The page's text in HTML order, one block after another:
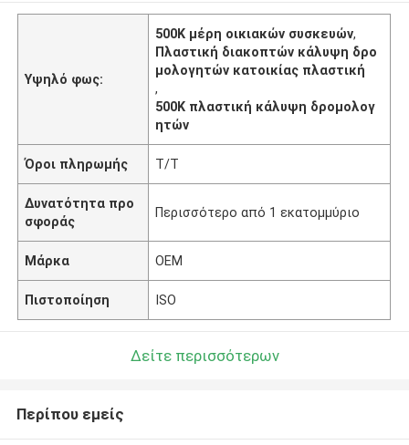
Υψηλό φως:
500K μέρη οικιακών συσκευών,
Πλαστική διακοπτών κάλυψη δρο
μολογητών κατοικίας πλαστική
,
500K πλαστική κάλυψη δρομολογ
ητών
Όροι πληρωμής T/T
Δυνατότητα προ
σφοράς
Περισσότερο από 1 εκατομμύριο
Μάρκα OEM
Πιστοποίηση ISO
Δείτε περισσότερων
Περίπου εμείς